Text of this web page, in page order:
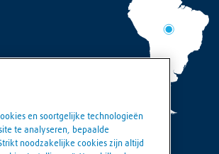
en soortgelijke technologieën
te analyseren, bepaalde
noodzakelijke cookies zijn altijd